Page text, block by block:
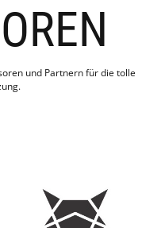
und Partnern für die tolle